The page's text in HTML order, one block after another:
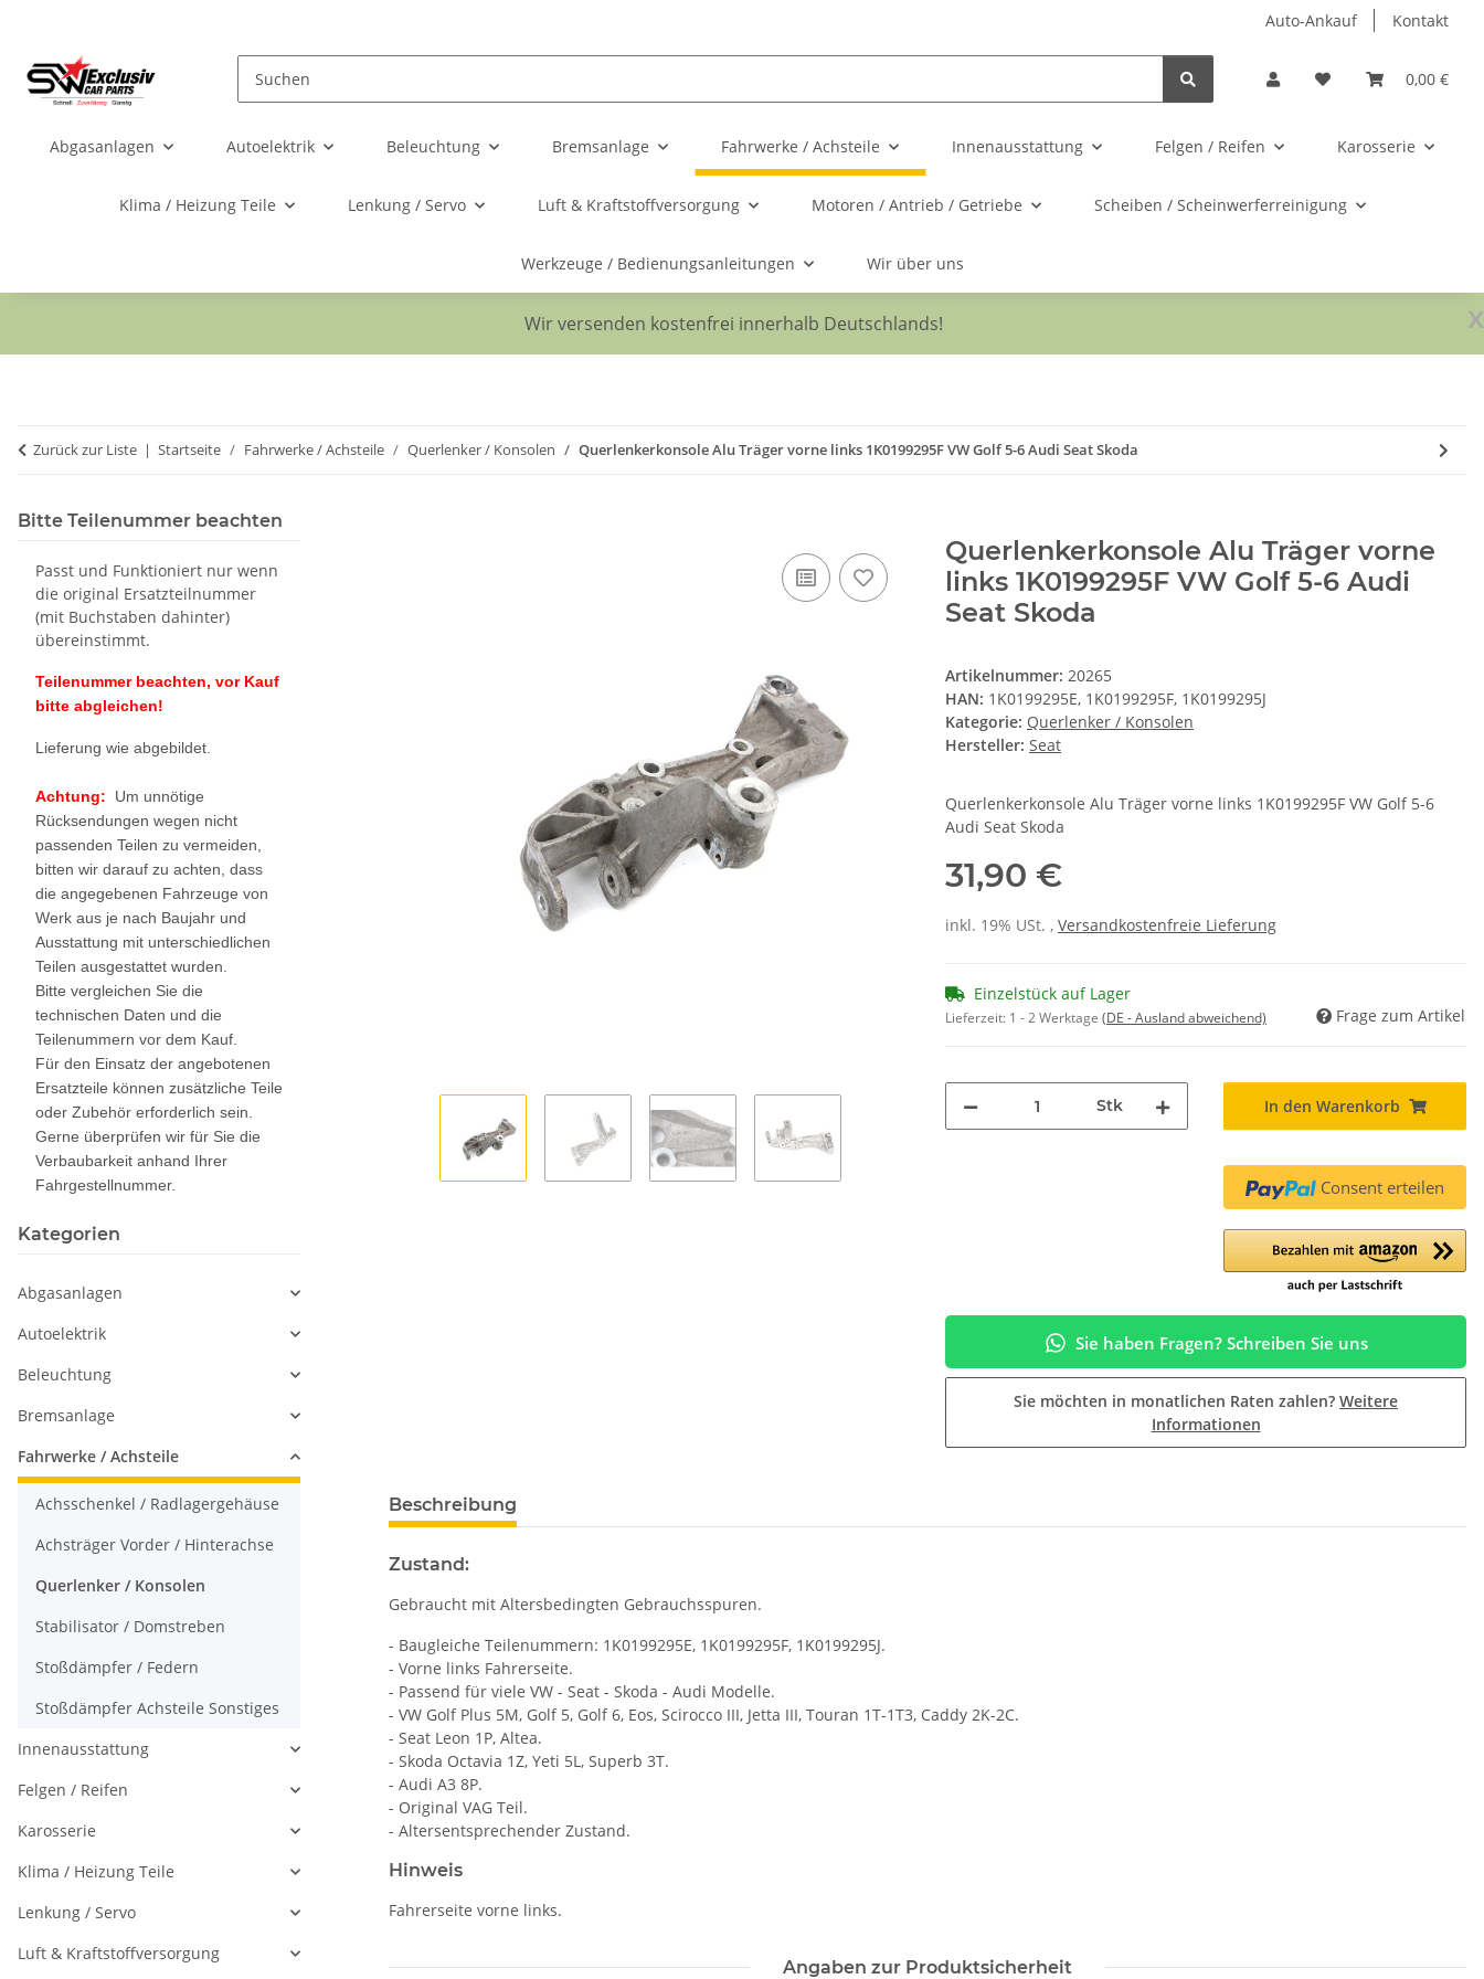
Auto-Ankauf Kontakt
0,00 €
Abgasanlagen Autoelektrik Beleuchtung Bremsanlage Fahrwerke / Achsteile Innenausstattung Felgen / Reifen Karosserie
Klima / Heizung Teile Lenkung / Servo Luft & Kraftstoffversorgung Motoren / Antrieb / Getriebe Scheiben / Scheinwerferreinigung
Werkzeuge / Bedienungsanleitungen Wir über uns
x
Wir versenden kostenfrei innerhalb Deutschlands!
Zurück zur Liste Startseite Fahrwerke / Achsteile Querlenker / Konsolen Querlenkerkonsole Alu Träger vorne links 1K0199295F VW Golf 5-6 Audi Seat Skoda
Querlenkerkonsole Alu Träger vorne
links 1K0199295F VW Golf 5-6 Audi
Seat Skoda
Artikelnummer: 20265
HAN: 1K0199295E, 1K0199295F, 1K0199295J
Kategorie: Querlenker / Konsolen
Hersteller: Seat
Querlenkerkonsole Alu Träger vorne links 1K0199295F VW Golf 5-6
Audi Seat Skoda
31,90 €
inkl. 19% USt. , Versandkostenfreie Lieferung
Einzelstück auf Lager
Lieferzeit: 1 - 2 Werktage (DE - Ausland abweichend) Frage zum Artikel
Stk In den Warenkorb
Consent erteilen
Sie haben Fragen? Schreiben Sie uns
Sie möchten in monatlichen Raten zahlen? Weitere
Informationen
Beschreibung
Zustand:
Gebraucht mit Altersbedingten Gebrauchsspuren.
- Baugleiche Teilenummern: 1K0199295E, 1K0199295F, 1K0199295J.
- Vorne links Fahrerseite.
- Passend für viele VW - Seat - Skoda - Audi Modelle.
- VW Golf Plus 5M, Golf 5, Golf 6, Eos, Scirocco III, Jetta III, Touran 1T-1T3, Caddy 2K-2C.
- Seat Leon 1P, Altea.
- Skoda Octavia 1Z, Yeti 5L, Superb 3T.
- Audi A3 8P.
- Original VAG Teil.
- Altersentsprechender Zustand.
Hinweis
Fahrerseite vorne links.
Angaben zur Produktsicherheit
Bitte Teilenummer beachten
Passt und Funktioniert nur wenn
die original Ersatzteilnummer
(mit Buchstaben dahinter)
übereinstimmt.
Teilenummer beachten, vor Kauf
bitte abgleichen!
Lieferung wie abgebildet.
Achtung: Um unnötige
Rücksendungen wegen nicht
passenden Teilen zu vermeiden,
bitten wir darauf zu achten, dass
die angegebenen Fahrzeuge von
Werk aus je nach Baujahr und
Ausstattung mit unterschiedlichen
Teilen ausgestattet wurden.
Bitte vergleichen Sie die
technischen Daten und die
Teilenummern vor dem Kauf.
Für den Einsatz der angebotenen
Ersatzteile können zusätzliche Teile
oder Zubehör erforderlich sein.
Gerne überprüfen wir für Sie die
Verbaubarkeit anhand Ihrer
Fahrgestellnummer.
Kategorien
Abgasanlagen
Autoelektrik
Beleuchtung
Bremsanlage
Fahrwerke / Achsteile
Achsschenkel / Radlagergehäuse
Achsträger Vorder / Hinterachse
Querlenker / Konsolen
Stabilisator / Domstreben
Stoßdämpfer / Federn
Stoßdämpfer Achsteile Sonstiges
Innenausstattung
Felgen / Reifen
Karosserie
Klima / Heizung Teile
Lenkung / Servo
Luft & Kraftstoffversorgung